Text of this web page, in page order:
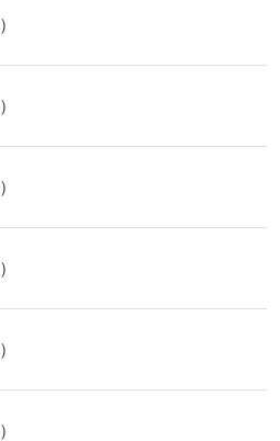
）
）
）
）
）
）